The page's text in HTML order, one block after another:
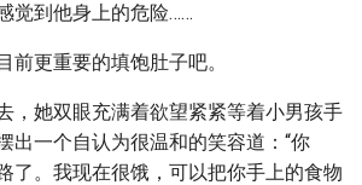
觉到他身上的危险……
前更重要的填饱肚子吧。
，她双眼充满着欲望紧紧等着小男孩手
出一个自认为很温和的笑容道：“你
了。我现在很饿，可以把你手上的食物